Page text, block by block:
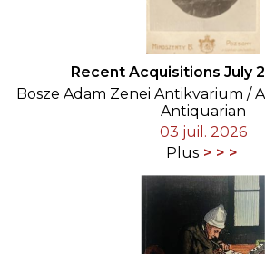
Recent Acquisitions July
Bosze Adam Zenei Antikvarium /
Antiquarian
03 juil. 2026
Plus